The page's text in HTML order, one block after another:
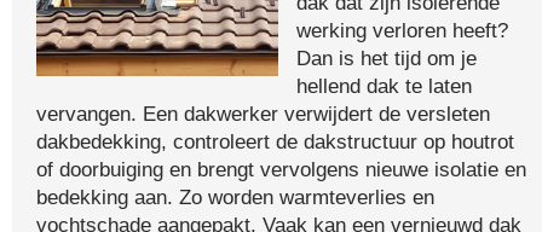
werking verloren heeft?
Dan is het tijd om je
hellend dak te laten
vervangen. Een dakwerker verwijdert de versleten
dakbedekking, controleert de dakstructuur op houtrot
of doorbuiging en brengt vervolgens nieuwe isolatie en
bedekking aan. Zo worden warmteverlies en
vochtschade aangepakt. Vaak kan een vernieuwd dak